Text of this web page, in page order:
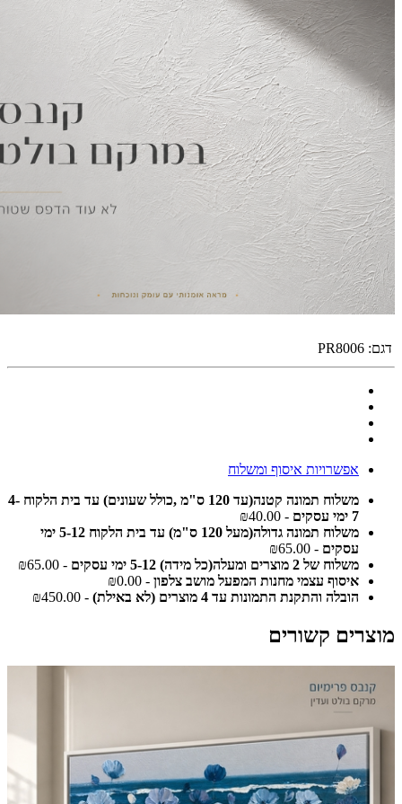
דגם: PR8006
אפשרויות איסוף ומשלוח
משלוח תמונה קטנה(עד 120 ס"מ ,כולל שעונים) עד בית הלקוח 4-
7 ימי עסקים
- ₪40.00
משלוח תמונה גדולה(מעל 120 ס"מ) עד בית הלקוח 5-12 ימי
עסקים - ₪65.00
משלוח של 2 מוצרים ומעלה(כל מידה) 5-12 ימי עסקים
- ₪65.00
איסוף עצמי מחנות המפעל מושב צלפון - ₪0.00
הובלה והתקנת התמונות עד 4 מוצרים (לא באילת)
- ₪450.00
מוצרים קשורים